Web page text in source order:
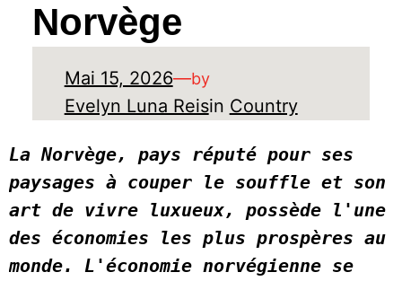
Norvège
Mai 15, 2026—by
Evelyn Luna Reisin Country
La Norvège, pays réputé pour ses
paysages à couper le souffle et son
art de vivre luxueux, possède l'une
des économies les plus prospères au
monde. L'économie norvégienne se